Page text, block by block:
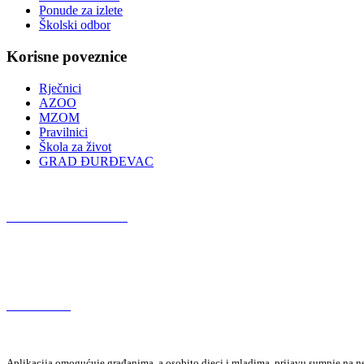
Ponude za izlete
Školski odbor
Korisne poveznice
Rječnici
AZOO
MZOM
Pravilnici
Škola za život
GRAD ĐURĐEVAC